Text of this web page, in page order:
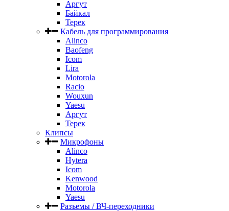
Аргут
Байкал
Терек
Кабель для программирования
Alinco
Baofeng
Icom
Lira
Motorola
Racio
Wouxun
Yaesu
Аргут
Терек
Клипсы
Микрофоны
Alinco
Hytera
Icom
Kenwood
Motorola
Yaesu
Разъемы / ВЧ-переходники